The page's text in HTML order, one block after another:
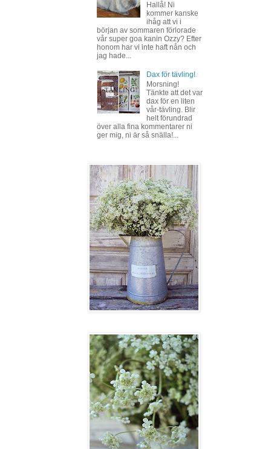
Hallå! Ni
kommer kanske
ihåg att vi i
början av sommaren förlorade
vår super goa kanin Ozzy? Efter
honom har vi inte haft nån och
jag hade...
Dax för tävling!
Morsning!
Tänkte att det var
dax för en liten
vår-tävling. Blir
helt förundrad
över alla fina kommentarer ni
ger mig, ni är så snälla!...